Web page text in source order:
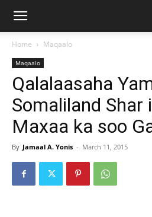
Home Maqaalo
Maqaalo
Qalalaasaha
Somaliland Shar
Maxaa ka soo
By Jamaal A. Yonis - March 11, 2015